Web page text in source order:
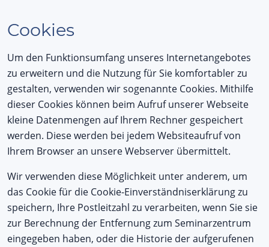
Cookies
Um den Funktionsumfang unseres Internetangebotes
zu erweitern und die Nutzung für Sie komfortabler zu
gestalten, verwenden wir sogenannte Cookies. Mithilfe
dieser Cookies können beim Aufruf unserer Webseite
kleine Datenmengen auf Ihrem Rechner gespeichert
werden. Diese werden bei jedem Websiteaufruf von
Ihrem Browser an unsere Webserver übermittelt.
Wir verwenden diese Möglichkeit unter anderem, um
das Cookie für die Cookie-Einverständniserklärung zu
speichern, Ihre Postleitzahl zu verarbeiten, wenn Sie sie
zur Berechnung der Entfernung zum Seminarzentrum
eingegeben haben, oder die Historie der aufgerufenen